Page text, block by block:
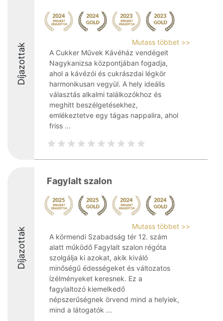
Díjazottak
Mutass többet >>
A Cukker Művek Kávéház vendégeit
Nagykanizsa központjában fogadja,
ahol a kávézói és cukrászdai légkör
harmonikusan vegyül. A hely ideális
választás alkalmi találkozókhoz és
meghitt beszélgetésekhez,
emlékeztetve egy tágas nappalira, ahol
friss ...
Díjazottak
Fagylalt szalon
Mutass többet >>
A körmendi Szabadság tér 12. szám
alatt működő Fagylalt szalon régóta
szolgálja ki azokat, akik kiváló
minőségű édességeket és változatos
ízélményeket keresnek. Ez a
fagylaltozó kiemelkedő
népszerűségnek örvend mind a helyiek,
mind a látogatók ...